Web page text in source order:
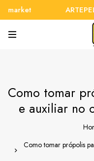
Como tomar
e auxiliar no
Como tomar própolis